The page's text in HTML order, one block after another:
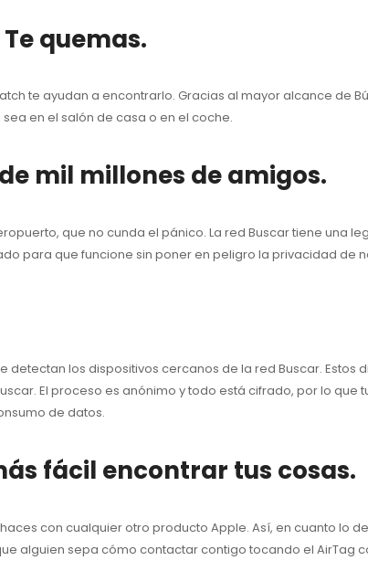
quemas.
te ayudan a encontrarlo. Gracias al mayor alcance de
en el salón de casa o en el coche.
mil millones de amigos.
que no cunda el pánico. La red Buscar tiene una
para que funcione sin poner en peligro la privacidad de
detectan los dispositivos cercanos de la red Buscar. Estos
El proceso es anónimo y todo está cifrado, por lo
de datos.
fácil encontrar tus cosas.
con cualquier otro producto Apple. Así, en cuanto lo
alguien sepa cómo contactar contigo tocando el AirTag